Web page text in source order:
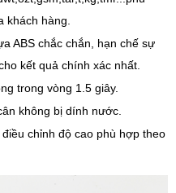
khách hàng.
ABS chắc chắn, hạn chế sự
kết quả chính xác nhất.
trong vòng 1.5 giây.
không bị dính nước.
chỉnh độ cao phù hợp theo